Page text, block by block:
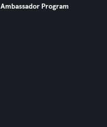
Ambassador Program